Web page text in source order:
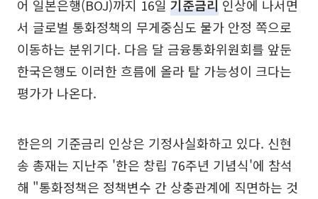
어 일본은행(BOJ)까지 16일 기준금리 인상에 나서면
서 글로벌 통화정책의 무게중심도 물가 안정 쪽으로
이동하는 분위기다. 다음 달 금융통화위원회를 앞둔
한국은행도 이러한 흐름에 올라 탈 가능성이 크다는
평가가 나온다.
한은의 기준금리 인상은 기정사실화하고 있다. 신현
송 총재는 지난주 '한은 창립 76주년 기념식'에 참석
해 "통화정책은 정책변수 간 상충관계에 직면하는 것